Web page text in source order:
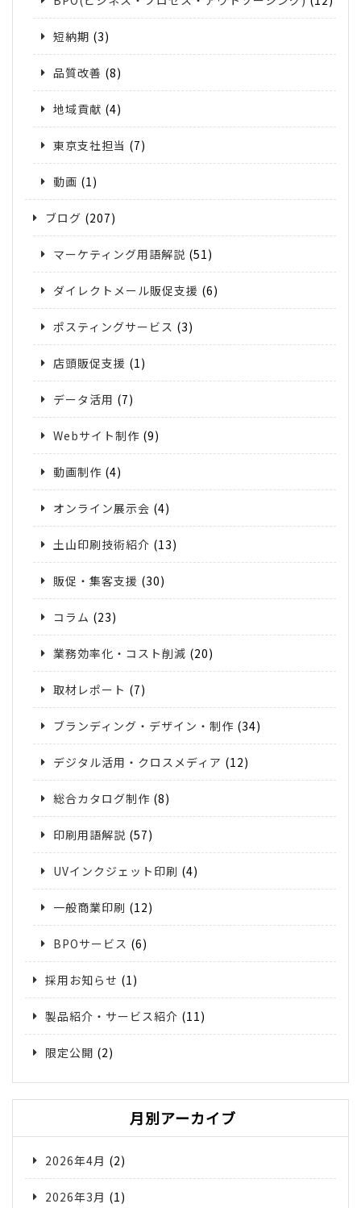
短納期 (3)
品質改善 (8)
地域貢献 (4)
東京支社担当 (7)
動画 (1)
ブログ (207)
マーケティング用語解説 (51)
ダイレクトメール販促支援 (6)
ポスティングサービス (3)
店頭販促支援 (1)
データ活用 (7)
Webサイト制作 (9)
動画制作 (4)
オンライン展示会 (4)
土山印刷技術紹介 (13)
販促・集客支援 (30)
コラム (23)
業務効率化・コスト削減 (20)
取材レポート (7)
ブランディング・デザイン・制作 (34)
デジタル活用・クロスメディア (12)
総合カタログ制作 (8)
印刷用語解説 (57)
UVインクジェット印刷 (4)
一般商業印刷 (12)
BPOサービス (6)
採用お知らせ (1)
製品紹介・サービス紹介 (11)
限定公開 (2)
月別アーカイブ
2026年4月 (2)
2026年3月 (1)